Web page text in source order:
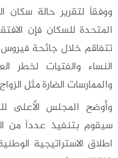
المتحدة للسكان فإن
تتفاقم خلال جائحة فيروس
النساء والفتيات لخطر
والممارسات الضارة مثل
وأوضح المجلس الأعلى
سيقوم بتنفيذ عدداً من